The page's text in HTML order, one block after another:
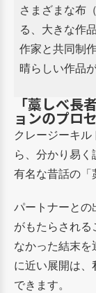
さまざまな布
る、大きな作
作家と共同制
晴らしい作品
「藁しべ長
ョンのプロ
クレージーキ
ら、分かり易く
有名な昔話の「
パートナーとの
がもたらされ
なかった結末
に近い展開は
できます。